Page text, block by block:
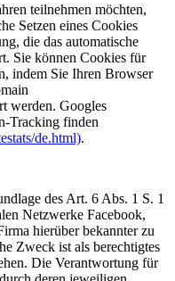
teilnehmen möchten,
Setzen eines Cookies
die das automatische
Sie können Cookies für
indem Sie Ihren Browser
werden. Googles
Tracking finden
de.html).
des Art. 6 Abs. 1 S. 1
Netzwerke Facebook,
hierüber bekannter zu
Zweck ist als berechtigtes
Die Verantwortung für